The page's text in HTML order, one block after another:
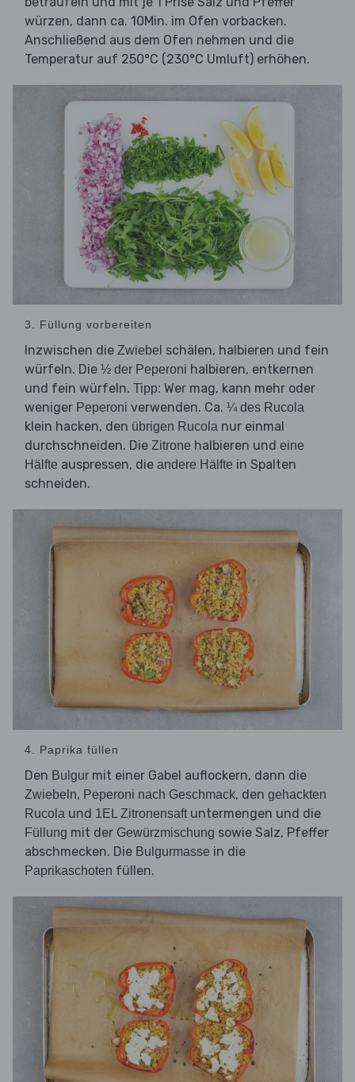
würzen, dann ca. 10Min. im Ofen vorbacken.
Anschließend aus dem Ofen nehmen und die
Temperatur auf 250°C (230°C Umluft) erhöhen.
3. Füllung vorbereiten
Inzwischen die Zwiebel schälen, halbieren und fein
würfeln. Die ½ der Peperoni halbieren, entkernen
und fein würfeln. Tipp: Wer mag, kann mehr oder
weniger Peperoni verwenden. Ca. ¼ des Rucola
klein hacken, den übrigen Rucola nur einmal
durchschneiden. Die Zitrone halbieren und eine
Hälfte auspressen, die andere Hälfte in Spalten
schneiden.
4. Paprika füllen
Den Bulgur mit einer Gabel auflockern, dann die
Zwiebeln, Peperoni nach Geschmack, den gehackten
Rucola und 1EL Zitronensaft untermengen und die
Füllung mit der Gewürzmischung sowie Salz, Pfeffer
abschmecken. Die Bulgurmasse in die
Paprikaschoten füllen.